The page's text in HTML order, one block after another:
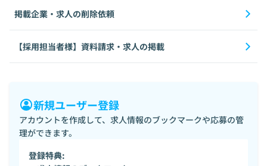
掲載企業・求人の削除依頼
【採用担当者様】資料請求・求人の掲載
新規ユーザー登録
アカウントを作成して、求人情報のブックマークや応募の管
理ができます。
登録特典: